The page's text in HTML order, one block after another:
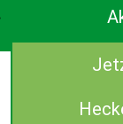
Thuja
Thuja